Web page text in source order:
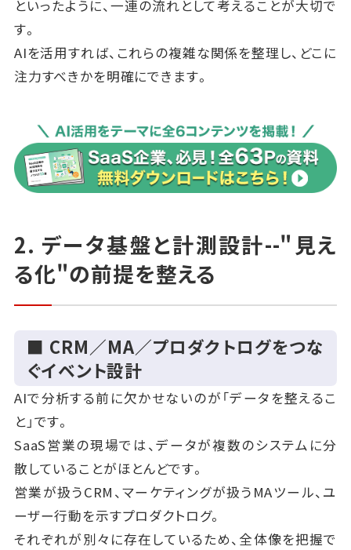
といったように、一連の流れとして考えることが大切で
す。
AIを活用すれば、これらの複雑な関係を整理し、どこに
注力すべきかを明確にできます。
2. データ基盤と計測設計--"見え
る化"の前提を整える
■ CRM／MA／プロダクトログをつな
ぐイベント設計
AIで分析する前に欠かせないのが「データを整えるこ
と」です。
SaaS営業の現場では、データが複数のシステムに分
散していることがほとんどです。
営業が扱うCRM、マーケティングが扱うMAツール、ユ
ーザー行動を示すプロダクトログ。
それぞれが別々に存在しているため、全体像を把握で